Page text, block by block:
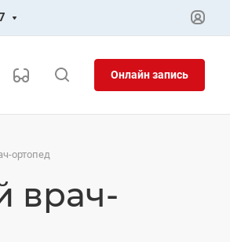
Онлайн запись
ортопед
врач-